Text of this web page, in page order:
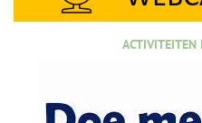
ACTIVITEITEN